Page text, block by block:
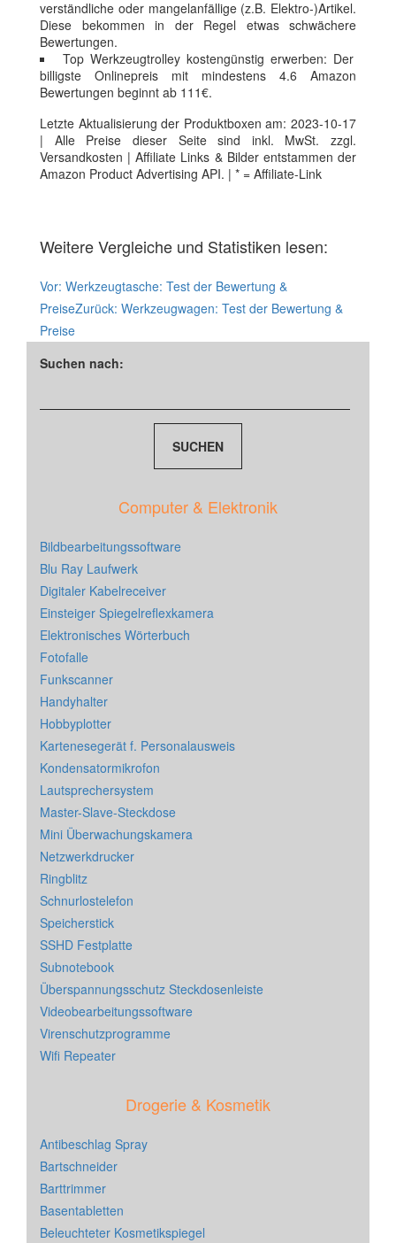
verständliche oder mangelanfällige (z.B. Elektro-)Artikel.
Diese bekommen in der Regel etwas schwächere
Bewertungen.
Top Werkzeugtrolley kostengünstig erwerben: Der
billigste Onlinepreis mit mindestens 4.6 Amazon
Bewertungen beginnt ab 111€.
Letzte Aktualisierung der Produktboxen am: 2023-10-17
| Alle Preise dieser Seite sind inkl. MwSt. zzgl.
Versandkosten | Affiliate Links & Bilder entstammen der
Amazon Product Advertising API. | * = Affiliate-Link
Weitere Vergleiche und Statistiken lesen:
Vor: Werkzeugtasche: Test der Bewertung &
PreiseZurück: Werkzeugwagen: Test der Bewertung &
Preise
Suchen nach:
Computer & Elektronik
Bildbearbeitungssoftware
Blu Ray Laufwerk
Digitaler Kabelreceiver
Einsteiger Spiegelreflexkamera
Elektronisches Wörterbuch
Fotofalle
Funkscanner
Handyhalter
Hobbyplotter
Kartenesegerät f. Personalausweis
Kondensatormikrofon
Lautsprechersystem
Master-Slave-Steckdose
Mini Überwachungskamera
Netzwerkdrucker
Ringblitz
Schnurlostelefon
Speicherstick
SSHD Festplatte
Subnotebook
Überspannungsschutz Steckdosenleiste
Videobearbeitungssoftware
Virenschutzprogramme
Wifi Repeater
Drogerie & Kosmetik
Antibeschlag Spray
Bartschneider
Barttrimmer
Basentabletten
Beleuchteter Kosmetikspiegel